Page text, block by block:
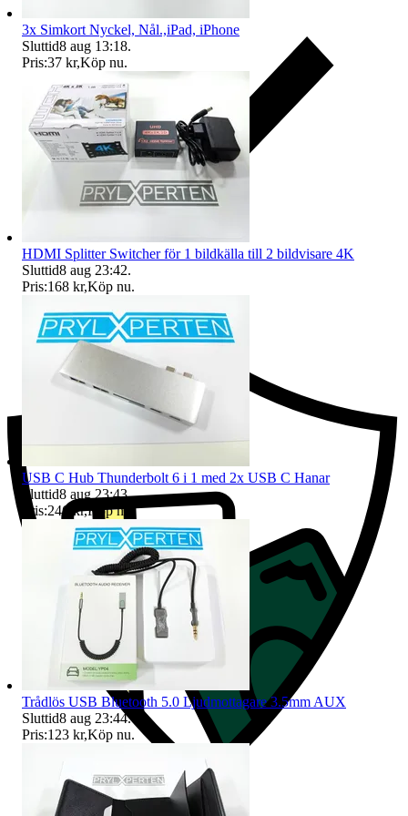
Ersättning om du inte får din vara
3x Simkort Nyckel, Nål.,iPad, iPhone
Sluttid8 aug 13:18.
Pris:37 kr,Köp nu.
HDMI Splitter Switcher för 1 bildkälla till 2 bildvisare 4K
Sluttid8 aug 23:42.
Pris:168 kr,Köp nu.
USB C Hub Thunderbolt 6 i 1 med 2x USB C Hanar
Sluttid8 aug 23:43.
Pris:246 kr,Köp nu
Trådlös USB Bluetooth 5.0 Ljudmottagare 3.5mm AUX
Sluttid8 aug 23:44.
Pris:123 kr,Köp nu.